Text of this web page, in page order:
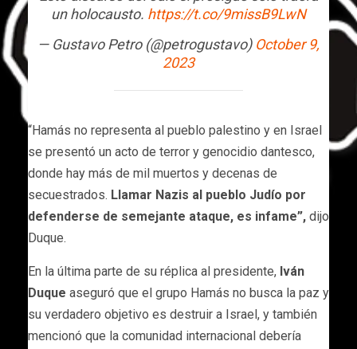
un holocausto. https://t.co/9missB9LwN
— Gustavo Petro (@petrogustavo) October 9,
2023
“Hamás no representa al pueblo palestino y en Israel
se presentó un acto de terror y genocidio dantesco,
donde hay más de mil muertos y decenas de
secuestrados. Llamar Nazis al pueblo Judío por
defenderse de semejante ataque, es infame”, dijo
Duque.
En la última parte de su réplica al presidente, Iván
Duque aseguró que el grupo Hamás no busca la paz y
su verdadero objetivo es destruir a Israel, y también
mencionó que la comunidad internacional debería